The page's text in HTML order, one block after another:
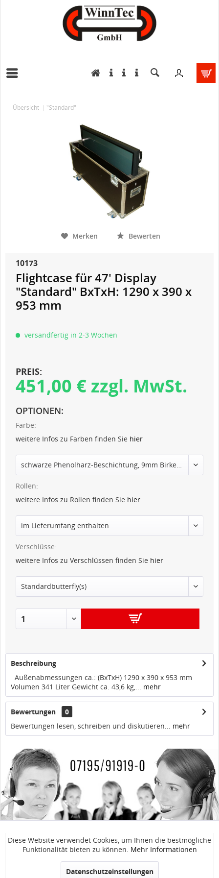
Übersicht "Standard"
Merken Bewerten
10173
Flightcase für 47' Display
"Standard" BxTxH: 1290 x 390 x
953 mm
versandfertig in 2-3 Wochen
PREIS:
451,00 € zzgl. MwSt.
OPTIONEN:
Farbe:
weitere Infos zu Farben finden Sie hier
Rollen:
weitere Infos zu Rollen finden Sie hier
Verschlüsse:
weitere Infos zu Verschlüssen finden Sie hier
WARENKORB
Beschreibung
Außenabmessungen ca.: (BxTxH) 1290 x 390 x 953 mm
Volumen 341 Liter Gewicht ca. 43,6 kg,... mehr
Bewertungen
0
Bewertungen lesen, schreiben und diskutieren... mehr
SERVICE / ANFRAGEN
WinnTec GmbH
Funktionale Aktiv
Inaktiv
Diese Website verwendet Cookies, um Ihnen die bestmögliche
Funktionalität bieten zu können. Mehr Informationen
Datenschutzeinstellungen